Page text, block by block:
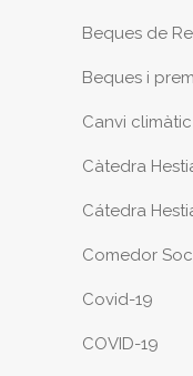
Beques de
Beques i
Canvi climàtic
Càtedra
Cátedra
Comedor
Covid-19
COVID-19